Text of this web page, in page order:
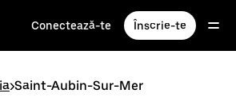
Conectează-te Înscrie-te
>Saint-Aubin-Sur-Mer